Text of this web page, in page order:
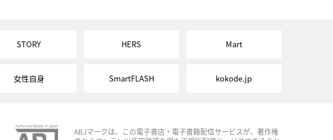
STORY HERS Mart
女性自身 SmartFLASH kokode.jp
ABJマークは、この電子書店・電子書籍配信サービスが、著作権